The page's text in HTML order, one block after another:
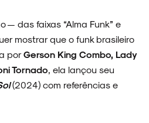
— das faixas “Alma Funk” e
mostrar que o funk brasileiro
porGerson King Combo, Lady
Tornado, ela lançou seu
(2024) com referências e